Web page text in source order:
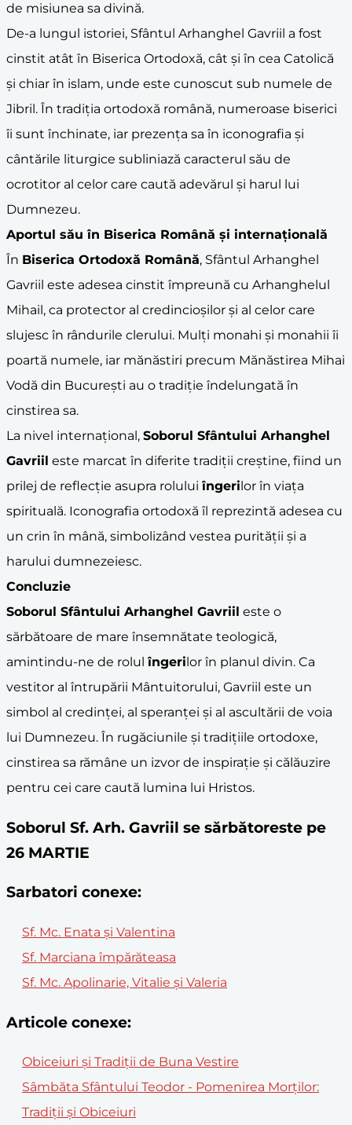
de misiunea sa divină.
De-a lungul istoriei, Sfântul Arhanghel Gavriil a fost
cinstit atât în Biserica Ortodoxă, cât și în cea Catolică
și chiar în islam, unde este cunoscut sub numele de
Jibril. În tradiția ortodoxă română, numeroase biserici
îi sunt închinate, iar prezența sa în iconografia și
cântările liturgice subliniază caracterul său de
ocrotitor al celor care caută adevărul și harul lui
Dumnezeu.
Aportul său în Biserica Română și internațională
În Biserica Ortodoxă Română, Sfântul Arhanghel
Gavriil este adesea cinstit împreună cu Arhanghelul
Mihail, ca protector al credincioșilor și al celor care
slujesc în rândurile clerului. Mulți monahi și monahii îi
poartă numele, iar mănăstiri precum Mănăstirea Mihai
Vodă din București au o tradiție îndelungată în
cinstirea sa.
La nivel internațional, Soborul Sfântului Arhanghel
Gavriil este marcat în diferite tradiții creștine, fiind un
prilej de reflecție asupra rolului îngerilor în viața
spirituală. Iconografia ortodoxă îl reprezintă adesea cu
un crin în mână, simbolizând vestea purității și a
harului dumnezeiesc.
Concluzie
Soborul Sfântului Arhanghel Gavriil este o
sărbătoare de mare însemnătate teologică,
amintindu-ne de rolul îngerilor în planul divin. Ca
vestitor al întrupării Mântuitorului, Gavriil este un
simbol al credinței, al speranței și al ascultării de voia
lui Dumnezeu. În rugăciunile și tradițiile ortodoxe,
cinstirea sa rămâne un izvor de inspirație și călăuzire
pentru cei care caută lumina lui Hristos.
Soborul Sf. Arh. Gavriil se sărbătoreste pe
26 MARTIE
Sarbatori conexe:
Sf. Mc. Enata şi Valentina
Sf. Marciana împărăteasa
Sf. Mc. Apolinarie, Vitalie și Valeria
Articole conexe:
Obiceiuri și Tradiții de Buna Vestire
Sâmbăta Sfântului Teodor - Pomenirea Morților:
Tradiții și Obiceiuri